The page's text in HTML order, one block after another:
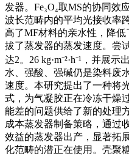
发器。Fe₃O₄取MS的协同效
波长范畴内的平均光接收率
高了MF材料的亲水性，降
拔了蒸发器的蒸发速度。尝
达2。26 kg·m⁻²·h⁻¹，并展
水、强酸、强碱仍是染料废
速度。本研究提出了一种将
式，为气凝胶正在冷冻干燥
能差的问题供给了新的处理
成本蒸发器制备策略，通过
效益的蒸发器出产，显著拓
化范畴的潜正在使用。壳聚